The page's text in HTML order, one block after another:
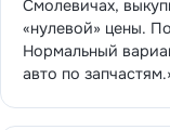
Смолевичах,
«нулевой» цены.
Нормальный
авто по